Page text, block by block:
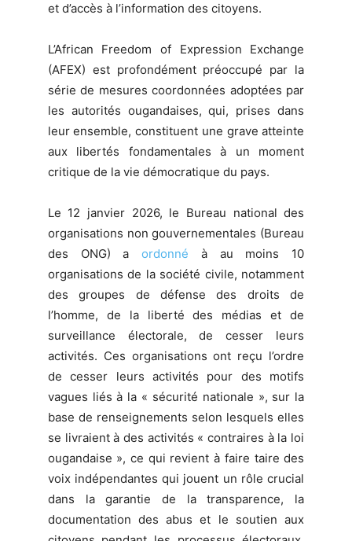
et d’accès à l’information des citoyens.
L’African Freedom of Expression Exchange
(AFEX) est profondément préoccupé par la
série de mesures coordonnées adoptées par
les autorités ougandaises, qui, prises dans
leur ensemble, constituent une grave atteinte
aux libertés fondamentales à un moment
critique de la vie démocratique du pays.
Le 12 janvier 2026, le Bureau national des
organisations non gouvernementales (Bureau
des ONG) aordonné à au moins 10
organisations de la société civile, notamment
des groupes de défense des droits de
l’homme, de la liberté des médias et de
surveillance électorale, de cesser leurs
activités. Ces organisations ont reçu l’ordre
de cesser leurs activités pour des motifs
vagues liés à la « sécurité nationale », sur la
base de renseignements selon lesquels elles
se livraient à des activités « contraires à la loi
ougandaise », ce qui revient à faire taire des
voix indépendantes qui jouent un rôle crucial
dans la garantie de la transparence, la
documentation des abus et le soutien aux